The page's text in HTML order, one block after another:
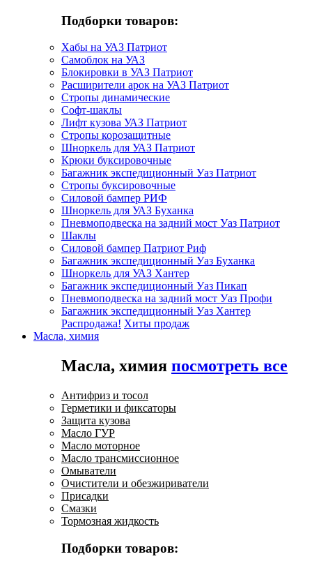
Подборки товаров:
Хабы на УАЗ Патриот
Самоблок на УАЗ
Блокировки в УАЗ Патриот
Расширители арок на УАЗ Патриот
Стропы динамические
Софт-шаклы
Лифт кузова УАЗ Патриот
Стропы корозащитные
Шноркель для УАЗ Патриот
Крюки буксировочные
Багажник экспедиционный Уаз Патриот
Стропы буксировочные
Силовой бампер РИФ
Шноркель для УАЗ Буханка
Пневмоподвеска на задний мост Уаз Патриот
Шаклы
Силовой бампер Патриот Риф
Багажник экспедиционный Уаз Буханка
Шноркель для УАЗ Хантер
Багажник экспедиционный Уаз Пикап
Пневмоподвеска на задний мост Уаз Профи
Багажник экспедиционный Уаз Хантер
Распродажа! Хиты продаж
Масла, химия
Масла, химия посмотреть все
Антифриз и тосол
Герметики и фиксаторы
Защита кузова
Масло ГУР
Масло моторное
Масло трансмиссионное
Омыватели
Очистители и обезжириватели
Присадки
Смазки
Тормозная жидкость
Подборки товаров: